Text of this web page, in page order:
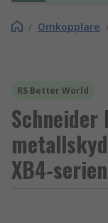
/ Omkopplare
RS Better World
XB4-